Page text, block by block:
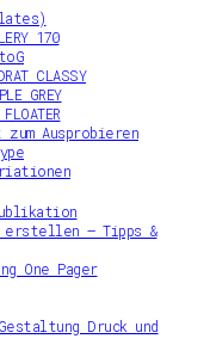
170
CLASSY
GREY
Ausprobieren
erstellen – Tipps &
One Pager
Druck und